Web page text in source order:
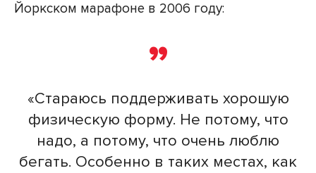
Йоркском марафоне в 2006 году:
«Стараюсь поддерживать хорошую
физическую форму. Не потому, что
надо, а потому, что очень люблю
бегать. Особенно в таких местах, как